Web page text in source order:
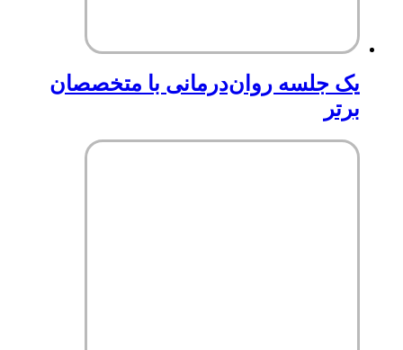
یک جلسه روان‌درمانی با متخصصان
برتر